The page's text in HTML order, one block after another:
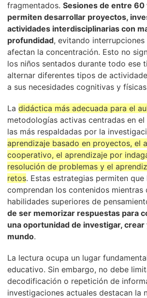
fragmentados. Sesiones de entre
permiten desarrollar proyectos,
actividades interdisciplinarias con
profundidad, evitando
afectan la concentración. Esto no
los niños sentados durante todo ese
alternar diferentes tipos de
a sus necesidades cognitivas y
La didáctica más adecuada para el
metodologías activas centradas en
las más respaldadas por la
aprendizaje basado en proyectos, el
cooperativo, el aprendizaje por
resolución de problemas y el
retos. Estas estrategias permiten
comprendan los contenidos mientras
habilidades superiores de
de ser memorizar respuestas para
una oportunidad de investigar,
mundo.
La lectura ocupa un lugar
educativo. Sin embargo, no debe
decodificación o repetición de
investigaciones actuales destacan la